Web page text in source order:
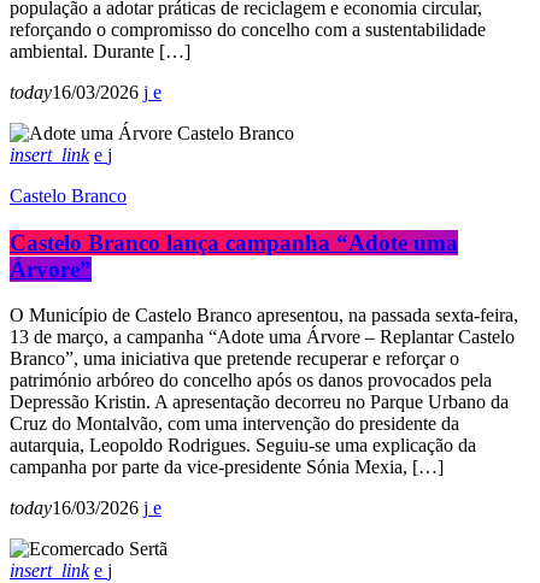
população a adotar práticas de reciclagem e economia circular,
reforçando o compromisso do concelho com a sustentabilidade
ambiental. Durante […]
today16/03/2026
insert_link
Castelo Branco
Castelo Branco lança campanha “Adote uma
Árvore”
O Município de Castelo Branco apresentou, na passada sexta-feira,
13 de março, a campanha “Adote uma Árvore – Replantar Castelo
Branco”, uma iniciativa que pretende recuperar e reforçar o
património arbóreo do concelho após os danos provocados pela
Depressão Kristin. A apresentação decorreu no Parque Urbano da
Cruz do Montalvão, com uma intervenção do presidente da
autarquia, Leopoldo Rodrigues. Seguiu-se uma explicação da
campanha por parte da vice-presidente Sónia Mexia, […]
today16/03/2026
insert_link